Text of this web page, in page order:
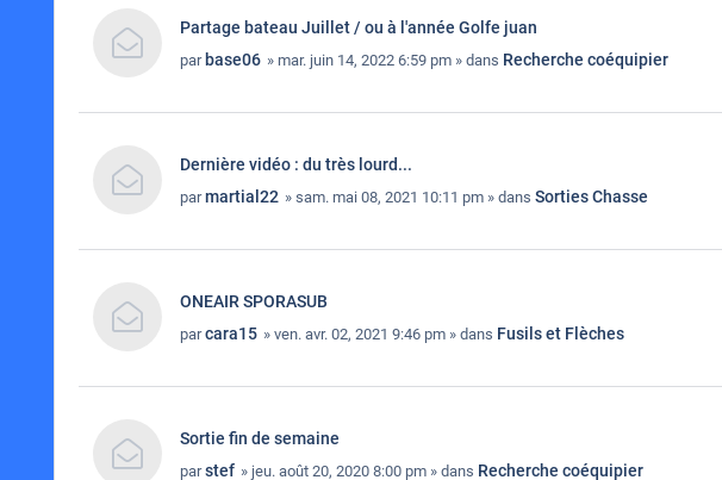
Partage bateau Juillet / ou à l'année Golfe juan
par base06 » mar. juin 14, 2022 6:59 pm » dans Recherche coéquipier
Dernière vidéo : du très lourd...
parmartial22 » sam. mai 08, 2021 10:11 pm » dans Sorties Chasse
ONEAIR SPORASUB
parcara15 » ven. avr. 02, 2021 9:46 pm » dans Fusils et Flèches
Sortie fin de semaine
parstef » jeu. août 20, 2020 8:00 pm » dans Recherche coéquipier